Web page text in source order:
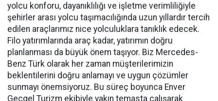
yolcu konforu, dayanıklılığı ve işletme verimliliğiyle
şehirler arası yolcu taşımacılığında uzun yıllardır tercih
edilen araçlarımız nice yolculuklara tanıklık edecek.
Filo yatırımlarında araç kadar, yatırımın doğru
planlanması da büyük önem taşıyor. Biz Mercedes-
Benz Türk olarak her zaman müşterilerimizin
beklentilerini doğru anlamayı ve uygun çözümler
sunmayı önemsiyoruz. Bu süreç boyunca Enver
Geçgel Turizm ekibiyle yakın temasta çalışarak